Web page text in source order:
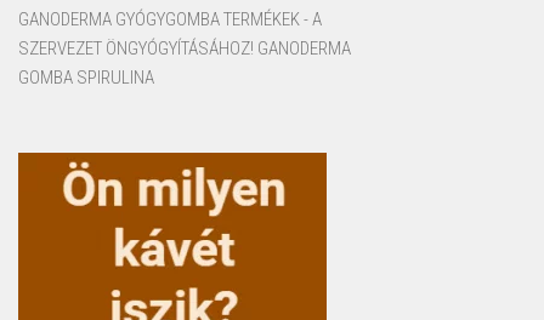
GANODERMA GYÓGYGOMBA TERMÉKEK - A
SZERVEZET ÖNGYÓGYÍTÁSÁHOZ! GANODERMA
GOMBA SPIRULINA